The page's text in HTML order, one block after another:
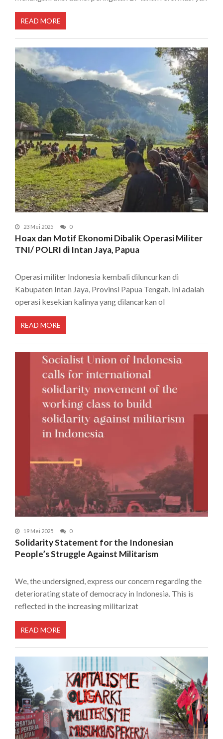
READ MORE
23 Mei 2025 0
Hoax dan Motif Ekonomi Dibalik Operasi Militer
TNI/ POLRI di Intan Jaya, Papua
Operasi militer Indonesia kembali diluncurkan di
Kabupaten Intan Jaya, Provinsi Papua Tengah. Ini adalah
operasi kesekian kalinya yang dilancarkan ol
READ MORE
19 Mei 2025 0
Solidarity Statement for the Indonesian
People’s Struggle Against Militarism
We, the undersigned, express our concern regarding the
deteriorating state of democracy in Indonesia. This is
reflected in the increasing militarizat
READ MORE